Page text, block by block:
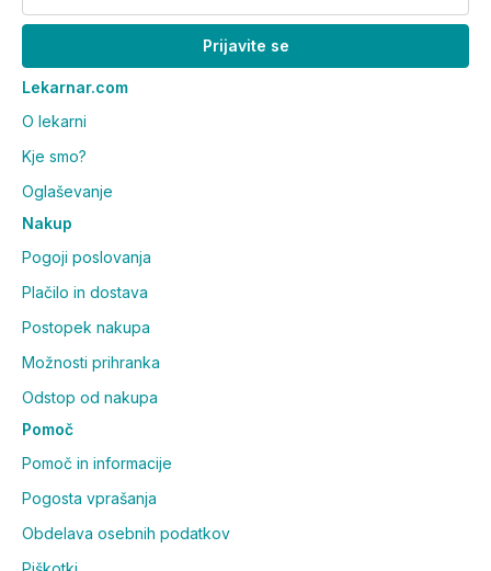
Prijavite se
Lekarnar.com
O lekarni
Kje smo?
Oglaševanje
Nakup
Pogoji poslovanja
Plačilo in dostava
Postopek nakupa
Možnosti prihranka
Odstop od nakupa
Pomoč
Pomoč in informacije
Pogosta vprašanja
Obdelava osebnih podatkov